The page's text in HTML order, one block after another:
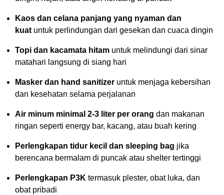
Kaos dan celana panjang yang nyaman dan
kuat untuk perlindungan dari gesekan dan cuaca dingin
Topi dan kacamata hitam untuk melindungi dari sinar
matahari langsung di siang hari
Masker dan hand sanitizer untuk menjaga kebersihan
dan kesehatan selama perjalanan
Air minum minimal 2-3 liter per orang dan makanan
ringan seperti energy bar, kacang, atau buah kering
Perlengkapan tidur kecil dan sleeping bag jika
berencana bermalam di puncak atau shelter tertinggi
Perlengkapan P3K termasuk plester, obat luka, dan
obat pribadi